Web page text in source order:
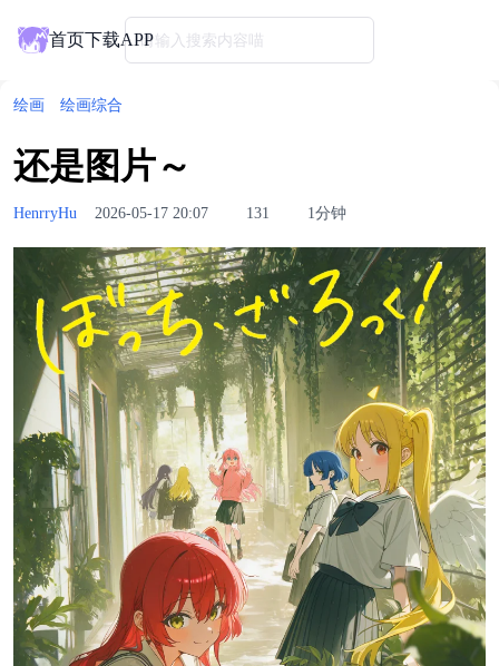
首页下载APP请输入搜索内容喵
绘画 绘画综合
还是图片～
HenrryHu 2026-05-17 20:07 131 1分钟